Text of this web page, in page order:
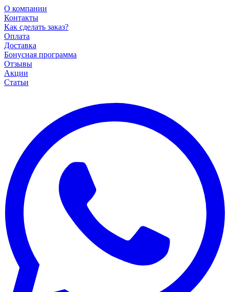
О компании
Контакты
Как сделать заказ?
Оплата
Доставка
Бонусная программа
Отзывы
Акции
Статьи